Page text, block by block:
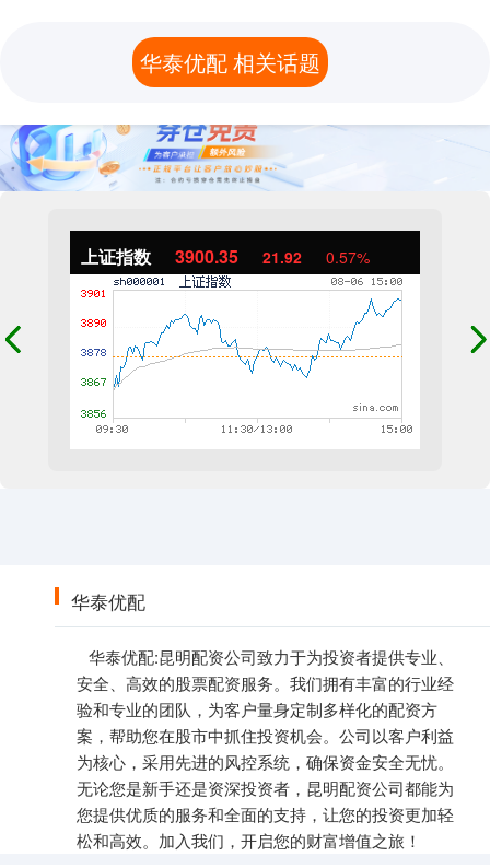
上证指数 3900.35 21.92 0.57%
华泰优配
华泰优配:昆明配资公司致力于为投资者提供专业、
安全、高效的股票配资服务。我们拥有丰富的行业经
验和专业的团队，为客户量身定制多样化的配资方
案，帮助您在股市中抓住投资机会。公司以客户利益
为核心，采用先进的风控系统，确保资金安全无忧。
无论您是新手还是资深投资者，昆明配资公司都能为
您提供优质的服务和全面的支持，让您的投资更加轻
松和高效。加入我们，开启您的财富增值之旅！
华泰优配 相关话题